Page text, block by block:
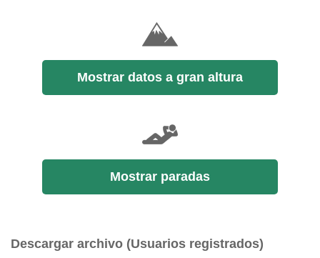
Mostrar datos a gran altura
Mostrar paradas
Descargar archivo (Usuarios registrados)